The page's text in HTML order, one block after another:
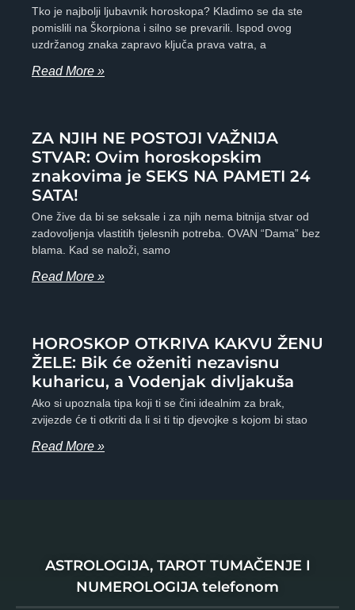
Tko je najbolji ljubavnik horoskopa? Kladimo se da ste
pomislili na Škorpiona i silno se prevarili. Ispod ovog
uzdržanog znaka zapravo ključa prava vatra, a
Read More »
ZA NJIH NE POSTOJI VAŽNIJA
STVAR: Ovim horoskopskim
znakovima je SEKS NA PAMETI 24
SATA!
One žive da bi se seksale i za njih nema bitnija stvar od
zadovoljenja vlastitih tjelesnih potreba. OVAN “Dama” bez
blama. Kad se naloži, samo
Read More »
HOROSKOP OTKRIVA KAKVU ŽENU
ŽELE: Bik će oženiti nezavisnu
kuharicu, a Vodenjak divljakuša
Ako si upoznala tipa koji ti se čini idealnim za brak,
zvijezde će ti otkriti da li si ti tip djevojke s kojom bi stao
Read More »
ASTROLOGIJA, TAROT TUMAČENJE I
NUMEROLOGIJA telefonom